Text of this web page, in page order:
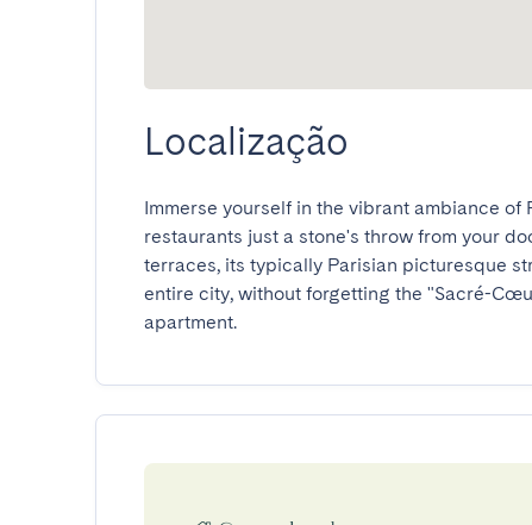
Localização
Immerse yourself in the vibrant ambiance
restaurants just a stone's throw from your
terraces, its typically Parisian picturesque
entire city, without forgetting the "Sacré-
apartment.